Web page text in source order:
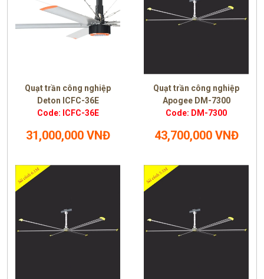
Quạt trần công nghiệp
Deton ICFC-36E
Code: ICFC-36E
31,000,000 VNĐ
Quạt trần công nghiệp
Apogee DM-7300
Code: DM-7300
43,700,000 VNĐ